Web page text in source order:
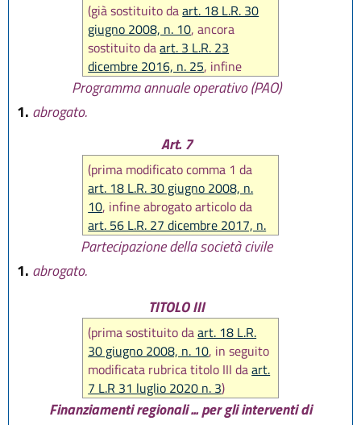
(già sostituito daart. 18 L.R. 30
giugno 2008, n. 10, ancora
sostituito daart. 3 L.R. 23
dicembre 2016, n. 25, infine
abrogato daart. 56 L.R. 27
dicembre 2017, n. 25
Programma annuale operativo (PAO)
1. abrogato.
Art. 7
(prima modificato comma 1 da
art. 18 L.R. 30 giugno 2008, n.
10, infine abrogato articolo da
art. 56 L.R. 27 dicembre 2017, n.
25)
Partecipazione della società civile
1. abrogato.
TITOLO III
(prima sostituito daart. 18 L.R.
30 giugno 2008, n. 10, in seguito
modificata rubrica titolo III daart.
7 L.R 31 luglio 2020 n. 3)
Finanziamenti regionali ... per gli interventi di